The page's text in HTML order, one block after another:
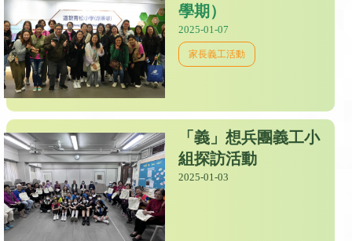
學期）
2025-01-07
家長義工活動
「義」想兵團義工小
組探訪活動
2025-01-03